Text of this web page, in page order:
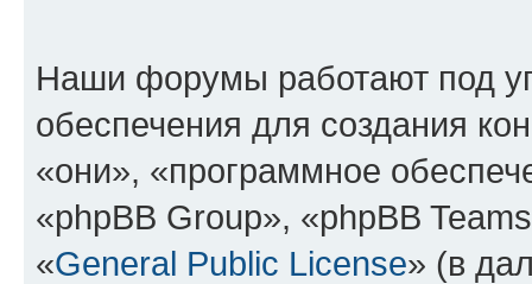
Наши форумы работают под
обеспечения для создания
«они», «программное
«phpBB Group», «phpBB
«General Public License» (в